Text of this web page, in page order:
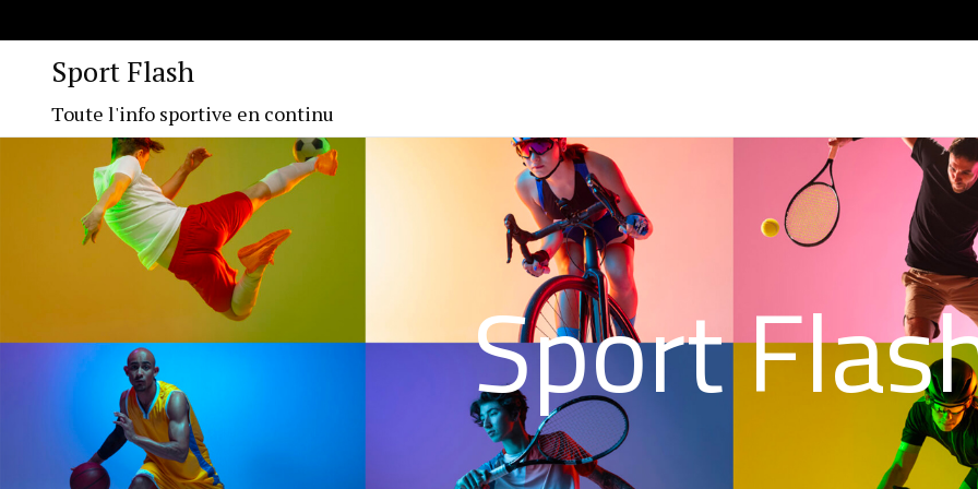
Sport Flash
Toute l'info sportive en continu
Sport